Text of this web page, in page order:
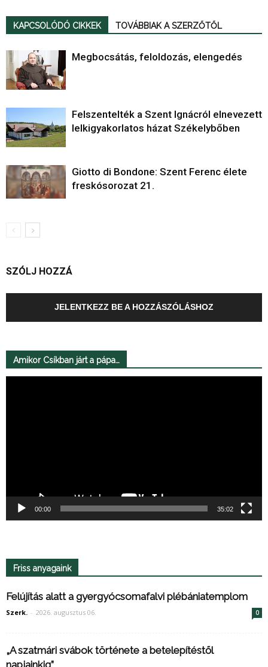
KAPCSOLÓDÓ CIKKEK TOVÁBBIAK A SZERZŐTŐL
Megbocsátás, feloldozás, elengedés
Felszentelték a Szent Ignácról elnevezett
lelkigyakorlatos házat Székelybőben
Giotto di Bondone: Szent Ferenc élete
freskósorozat 21.
SZÓLJ HOZZÁ
JELENTKEZZ BE A HOZZÁSZÓLÁSHOZ
Amikor Csíkban járt a pápa…
00:00 35:02
Friss anyagaink
Felújítás alatt a gyergyócsomafalvi plébániatemplom
Szerk. - 2026. augusztus 06. 0
„A szatmári svábok története a betelepítéstől
napjainkig”